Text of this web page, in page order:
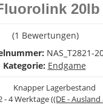
20lb
(1 Bewertungen)
NAS_T2821-
Kategorie: Endgame
Knapper Lagerbestand
- 4 Werktage((DE -